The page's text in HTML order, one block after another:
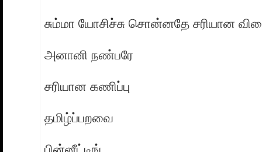
சும்மா யோசிச்சு சொன்னதே சரியான
‍அனானி நண்பரே
சரியான கணிப்பு
த‌மிழ்ப்ப‌ற‌வை